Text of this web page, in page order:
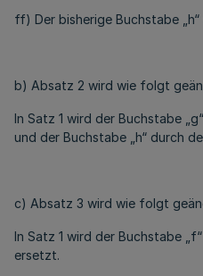
ff) Der bisherige Buchstabe
b) Absatz 2 wird wie folgt
In Satz 1 wird der Buchstabe
und der Buchstabe „h“ durch
c) Absatz 3 wird wie folgt
In Satz 1 wird der Buchstabe
ersetzt.